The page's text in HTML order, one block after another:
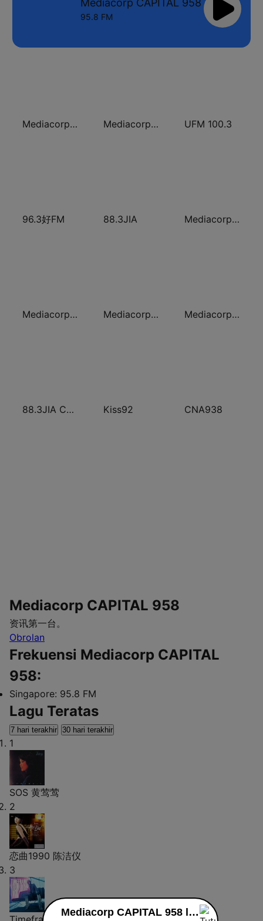
Mediacorp CAPITAL 958
95.8 FM
Mediacorp LOVE 972 Mediacorp YES 933 UFM 100.3
96.3好FM 88.3JIA Mediacorp GOLD 905
Mediacorp CLASS 95 Mediacorp 987 Mediacorp Warna 942
88.3JIA CANTO POP Kiss92 CNA938
Mediacorp CAPITAL 958
资讯第一台。
Obrolan
Frekuensi Mediacorp CAPITAL
958:
Singapore: 95.8 FM
Lagu Teratas
7 hari terakhir 30 hari terakhir
1
SOS 黄莺莺
2
恋曲1990 陈洁仪
3
Mediacorp CAPITAL 958 live